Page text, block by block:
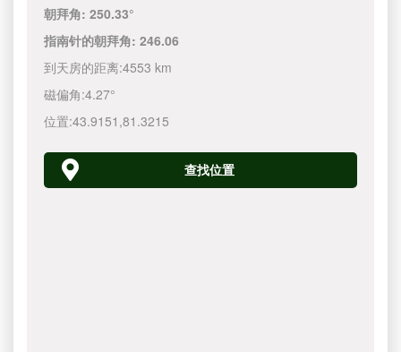
朝拜角:250.33°
指南针的朝拜角:246.06
到天房的距离:4553 km
磁偏角:4.27°
位置:43.9151 ,81.3215
查找位置